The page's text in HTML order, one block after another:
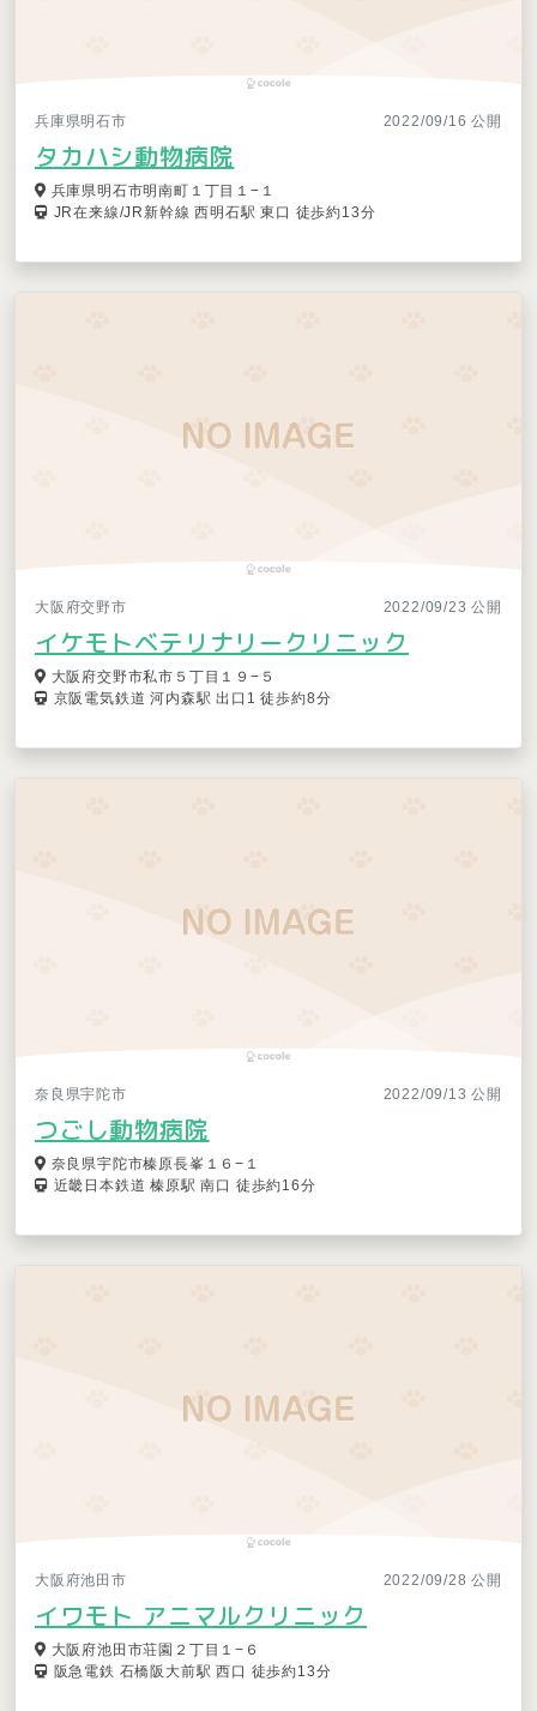
兵庫県明石市 2022/09/16 公開
タカハシ動物病院
兵庫県明石市明南町１丁目１−１
JR在来線/JR新幹線 西明石駅 東口 徒歩約13分
大阪府交野市 2022/09/23 公開
イケモトベテリナリークリニック
大阪府交野市私市５丁目１９−５
京阪電気鉄道 河内森駅 出口1 徒歩約8分
奈良県宇陀市 2022/09/13 公開
つごし動物病院
奈良県宇陀市榛原長峯１６−１
近畿日本鉄道 榛原駅 南口 徒歩約16分
大阪府池田市 2022/09/28 公開
イワモト アニマルクリニック
大阪府池田市荘園２丁目１−６
阪急電鉄 石橋阪大前駅 西口 徒歩約13分